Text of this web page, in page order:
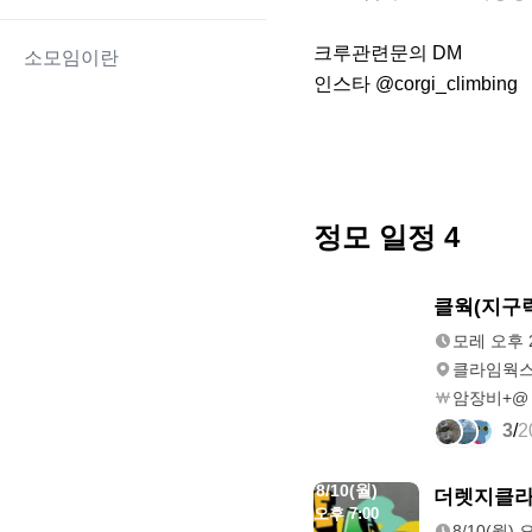
소모임이란
크루관련문의 DM
인스타 @corgi_climbing
정모 일정 4
클웍(지구
모레 오후
클라임웍
암장비+@
3/
8/10(월)
오후 7:00
더렛지클